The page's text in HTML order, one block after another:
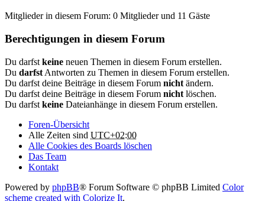
Mitglieder in diesem Forum: 0 Mitglieder und 11 Gäste
Berechtigungen in diesem Forum
Du darfst keine neuen Themen in diesem Forum erstellen.
Du darfst Antworten zu Themen in diesem Forum erstellen.
Du darfst deine Beiträge in diesem Forum nicht ändern.
Du darfst deine Beiträge in diesem Forum nicht löschen.
Du darfst keine Dateianhänge in diesem Forum erstellen.
Foren-Übersicht
Alle Zeiten sind UTC+02:00
Alle Cookies des Boards löschen
Das Team
Kontakt
Powered by phpBB® Forum Software © phpBB Limited Color
scheme created with Colorize It.